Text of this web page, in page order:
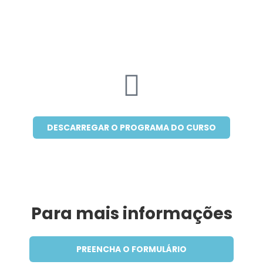
DESCARREGAR O PROGRAMA DO CURSO
Para mais informações
PREENCHA O FORMULÁRIO